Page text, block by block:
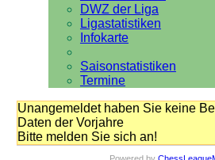
DWZ der Liga
Ligastatistiken
Infokarte
Saisonstatistiken
Termine
Unangemeldet haben Sie keine
Daten der Vorjahre
Bitte melden Sie sich an!